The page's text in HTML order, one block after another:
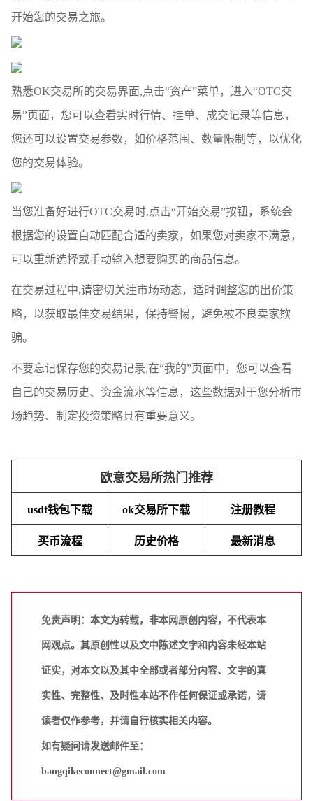
开始您的交易之旅。
熟悉OK交易所的交易界面,点击“资产”菜单，进入“OTC交
易”页面，您可以查看实时行情、挂单、成交记录等信息，
您还可以设置交易参数，如价格范围、数量限制等，以优化
您的交易体验。
当您准备好进行OTC交易时,点击“开始交易”按钮，系统会
根据您的设置自动匹配合适的卖家，如果您对卖家不满意，
可以重新选择或手动输入想要购买的商品信息。
在交易过程中,请密切关注市场动态，适时调整您的出价策
略，以获取最佳交易结果，保持警惕，避免被不良卖家欺
骗。
不要忘记保存您的交易记录,在“我的”页面中，您可以查看
自己的交易历史、资金流水等信息，这些数据对于您分析市
场趋势、制定投资策略具有重要意义。
欧意交易所热门推荐
usdt钱包下载 ok交易所下载 注册教程
买币流程 历史价格 最新消息
免责声明：本文为转载，非本网原创内容，不代表本
网观点。其原创性以及文中陈述文字和内容未经本站
证实，对本文以及其中全部或者部分内容、文字的真
实性、完整性、及时性本站不作任何保证或承诺，请
读者仅作参考，并请自行核实相关内容。
如有疑问请发送邮件至：
bangqikeconnect@gmail.com